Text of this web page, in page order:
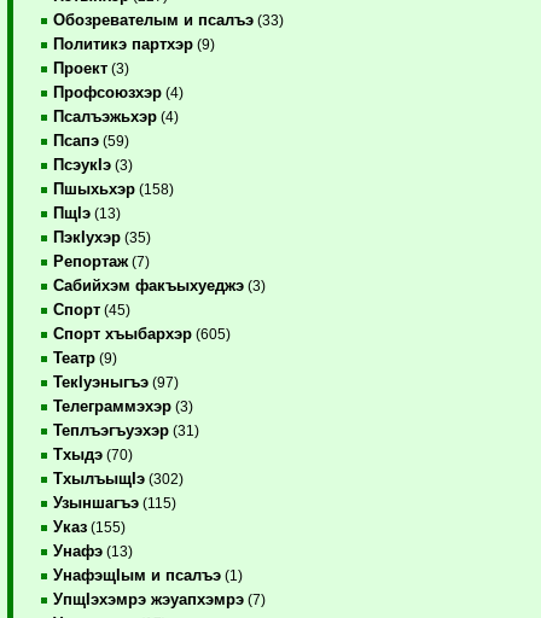
Обозревателым и псалъэ (33)
Политикэ партхэр (9)
Проект (3)
Профсоюзхэр (4)
Псалъэжьхэр (4)
Псапэ (59)
ПсэукIэ (3)
Пшыхьхэр (158)
ПщIэ (13)
ПэкIухэр (35)
Репортаж (7)
Сабийхэм факъыхуеджэ (3)
Спорт (45)
Спорт хъыбархэр (605)
Театр (9)
ТекIуэныгъэ (97)
Телеграммэхэр (3)
Теплъэгъуэхэр (31)
Тхыдэ (70)
ТхылъыщIэ (302)
Узыншагъэ (115)
Указ (155)
Унафэ (13)
УнафэщIым и псалъэ (1)
УпщIэхэмрэ жэуапхэмрэ (7)